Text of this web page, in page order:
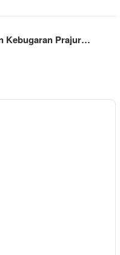
Kebugaran Prajur…